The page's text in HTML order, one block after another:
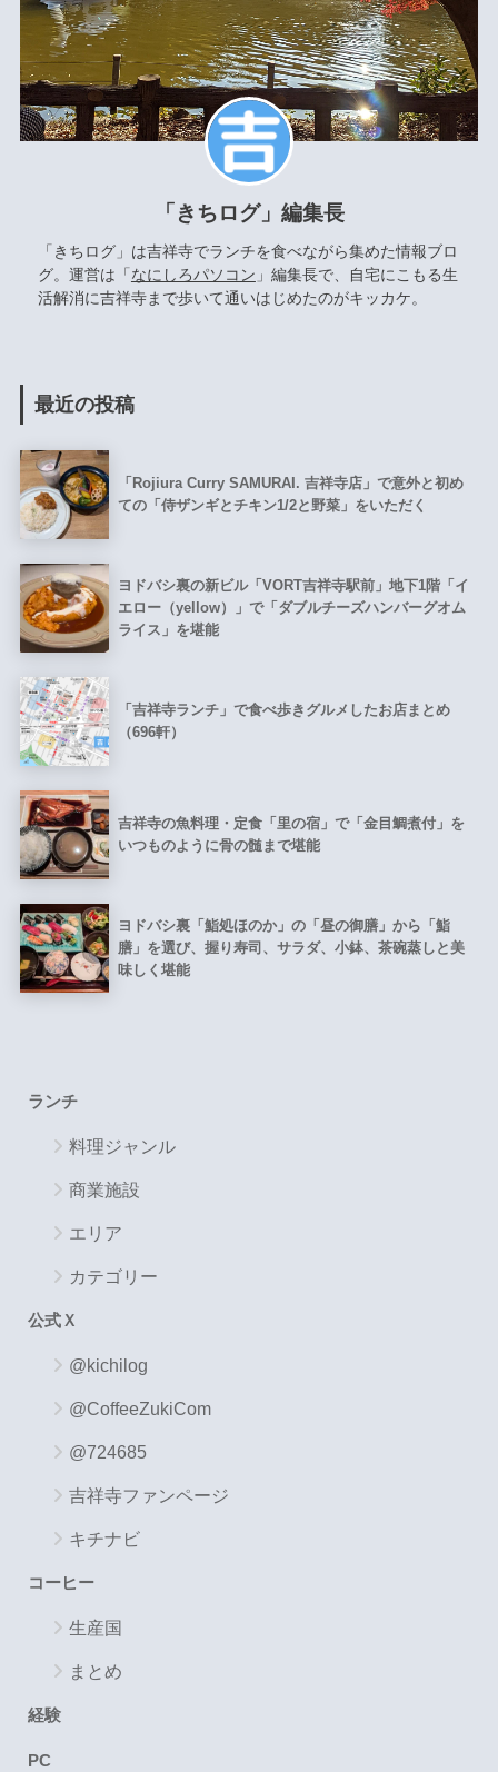
「きちログ」編集長
「きちログ」は吉祥寺でランチを食べながら集めた情報ブロ
グ。運営は「 なにしろパソコン 」編集長で、自宅にこもる生
活解消に吉祥寺まで歩いて通いはじめたのがキッカケ。
最近の投稿
「Rojiura Curry SAMURAI. 吉祥寺店」で意外と初め
ての「侍ザンギとチキン1/2と野菜」をいただく
ヨドバシ裏の新ビル「VORT吉祥寺駅前」地下1階「イ
エロー（yellow）」で「ダブルチーズハンバーグオム
ライス」を堪能
「吉祥寺ランチ」で食べ歩きグルメしたお店まとめ
（696軒）
吉祥寺の魚料理・定食「里の宿」で「金目鯛煮付」を
いつものように骨の髄まで堪能
ヨドバシ裏「鮨処ほのか」の「昼の御膳」から「鮨
膳」を選び、握り寿司、サラダ、小鉢、茶碗蒸しと美
味しく堪能
ランチ
料理ジャンル
商業施設
エリア
カテゴリー
公式Ｘ
@kichilog
@CoffeeZukiCom
@724685
吉祥寺ファンページ
キチナビ
コーヒー
生産国
まとめ
経験
PC